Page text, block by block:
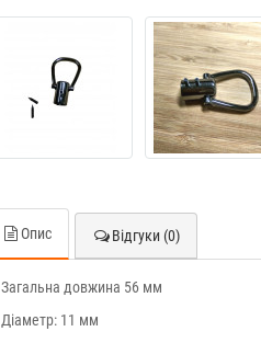
Опис Відгуки (0)
Загальна довжина 56 мм
Діаметр: 11 мм